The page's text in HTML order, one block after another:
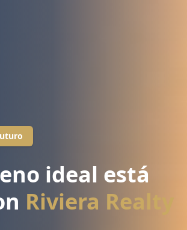
ideal está
Riviera Realty